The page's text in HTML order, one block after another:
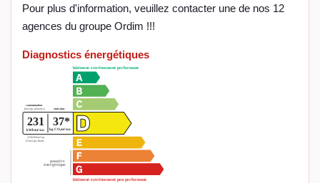
Pour plus d'information, veuillez contacter une de nos 12
agences du groupe Ordim !!!
Diagnostics énergétiques